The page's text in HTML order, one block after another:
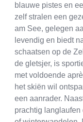
blauwe pistes en
zelf stralen een
am See, gelegen
levendig en biedt
schaatsen op de
de gletsjer, is
met voldoende
het skiën wil
een aanrader.
prachtig